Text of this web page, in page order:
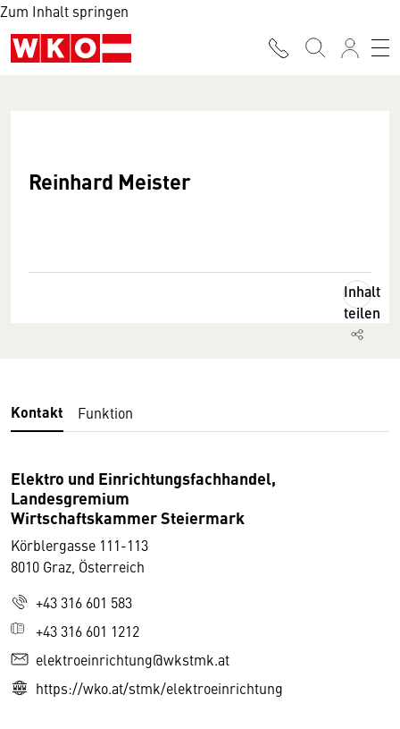
Zum Inhalt springen
Reinhard Meister
Inhalt
teilen
Kontakt Funktion
Elektro und Einrichtungsfachhandel,
Landesgremium
Wirtschaftskammer Steiermark
Körblergasse 111-113
8010 Graz, Österreich
+43 316 601 583
+43 316 601 1212
elektroeinrichtung@wkstmk.at
https://wko.at/stmk/elektroeinrichtung